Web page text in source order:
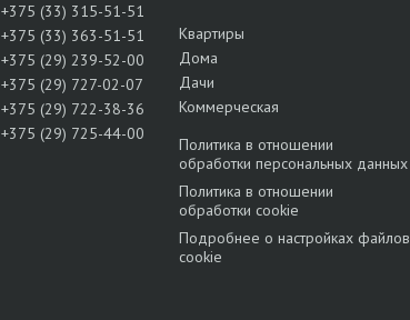
+375 (33) 315-51-51
+375 (33) 363-51-51
+375 (29) 239-52-00
+375 (29) 727-02-07
+375 (29) 722-38-36
+375 (29) 725-44-00
Квартиры
Дома
Дачи
Коммерческая
Политика в отношении
обработки персональных данных
Политика в отношении
обработки cookie
Подробнее о настройках файлов
cookie